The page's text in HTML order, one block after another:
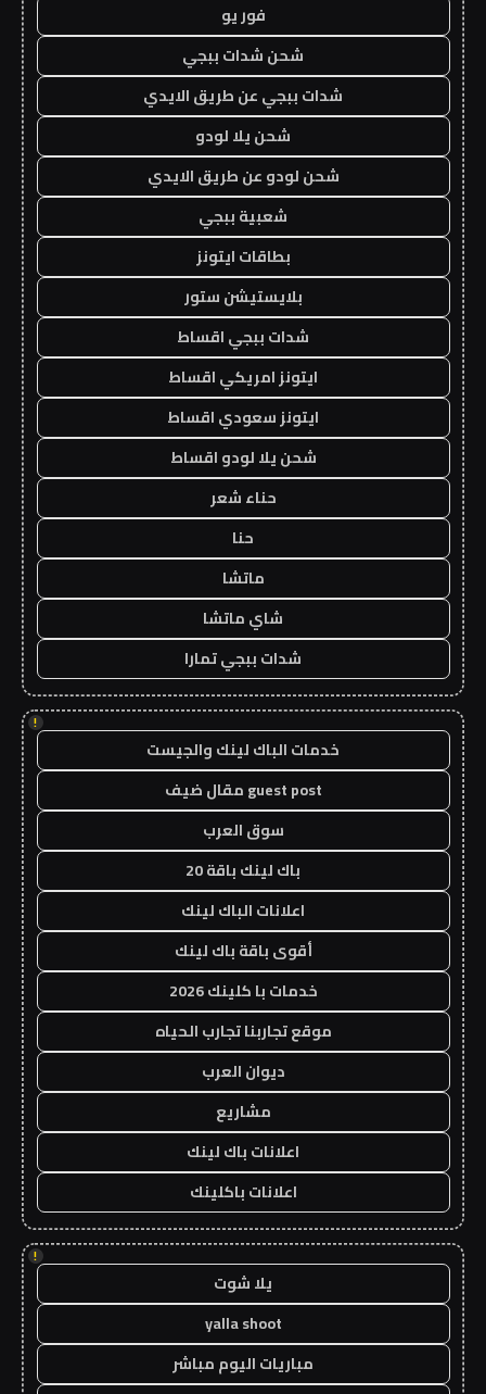
فور يو
شحن شدات ببجي
شدات ببجي عن طريق الايدي
شحن يلا لودو
شحن لودو عن طريق الايدي
شعبية ببجي
بطاقات ايتونز
بلايستيشن ستور
شدات ببجي اقساط
ايتونز امريكي اقساط
ايتونز سعودي اقساط
شحن يلا لودو اقساط
حناء شعر
حنا
ماتشا
شاي ماتشا
شدات ببجي تمارا
!
خدمات الباك لينك والجيست
guest post مقال ضيف
سوق العرب
باك لينك باقة 20
اعلانات الباك لينك
أقوى باقة باك لينك
خدمات با كلينك 2026
موقع تجاربنا تجارب الحياه
ديوان العرب
مشاريع
اعلانات باك لينك
اعلانات باكلينك
!
يلا شوت
yalla shoot
مباريات اليوم مباشر